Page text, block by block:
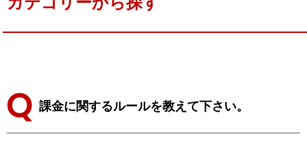
カテゴリーから探す
課金に関するルールを教えて下さい。